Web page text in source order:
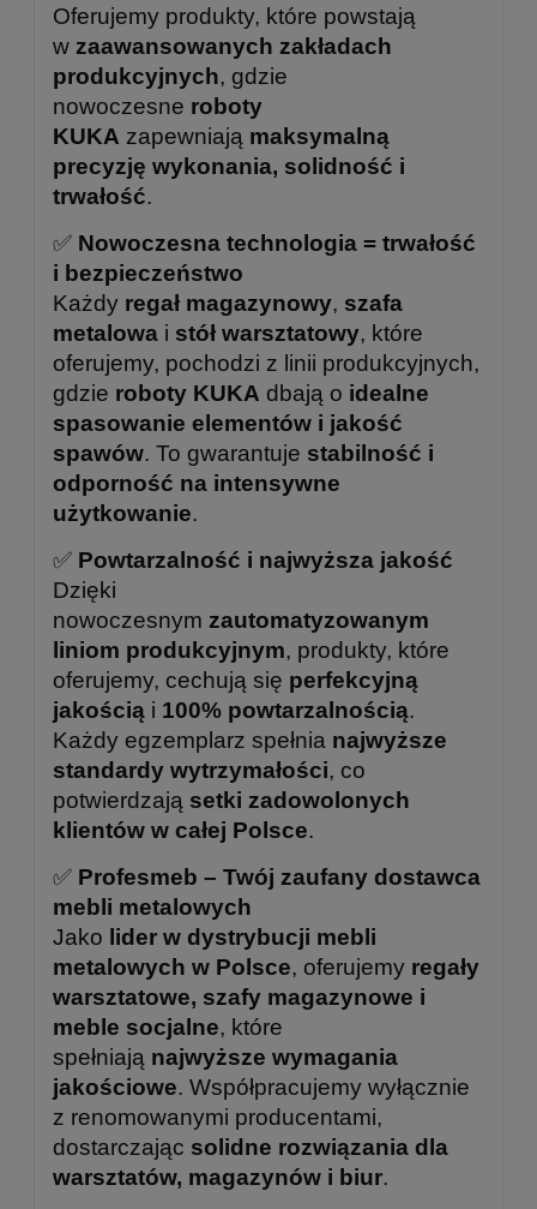
Oferujemy produkty, które powstają
w zaawansowanych zakładach
produkcyjnych, gdzie
nowoczesne roboty
KUKA zapewniają maksymalną
precyzję wykonania, solidność i
trwałość.
✅ Nowoczesna technologia = trwałość
i bezpieczeństwo
Każdy regał magazynowy, szafa
metalowa i stół warsztatowy, które
oferujemy, pochodzi z linii produkcyjnych,
gdzie roboty KUKA dbają o idealne
spasowanie elementów i jakość
spawów. To gwarantuje stabilność i
odporność na intensywne
użytkowanie.
✅ Powtarzalność i najwyższa jakość
Dzięki
nowoczesnym zautomatyzowanym
liniom produkcyjnym, produkty, które
oferujemy, cechują się perfekcyjną
jakością i 100% powtarzalnością.
Każdy egzemplarz spełnia najwyższe
standardy wytrzymałości, co
potwierdzają setki zadowolonych
klientów w całej Polsce.
✅ Profesmeb – Twój zaufany dostawca
mebli metalowych
Jako lider w dystrybucji mebli
metalowych w Polsce, oferujemy regały
warsztatowe, szafy magazynowe i
meble socjalne, które
spełniają najwyższe wymagania
jakościowe. Współpracujemy wyłącznie
z renomowanymi producentami,
dostarczając solidne rozwiązania dla
warsztatów, magazynów i biur.